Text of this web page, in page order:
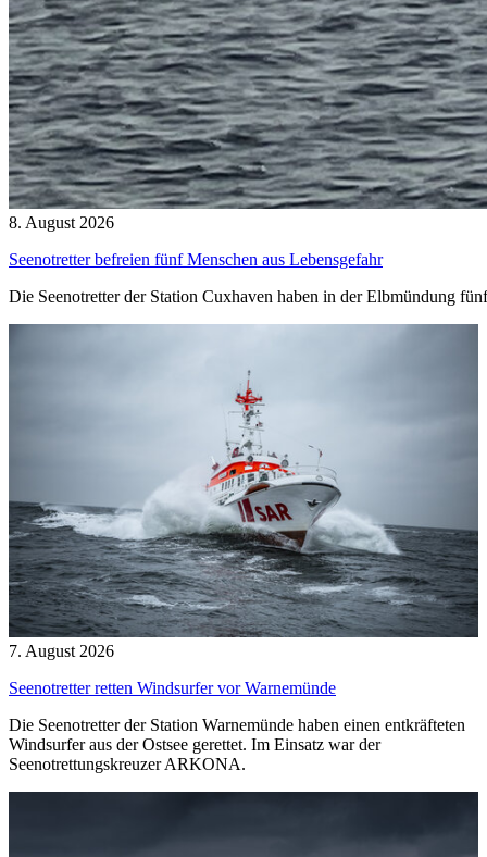
8. August 2026
Seenotretter befreien fünf Menschen aus Lebensgefahr
Die Seenotretter der Station Cuxhaven haben in der Elbmündung
7. August 2026
Seenotretter retten Windsurfer vor Warnemünde
Die Seenotretter der Station Warnemünde haben einen entkräfteten
Windsurfer aus der Ostsee gerettet. Im Einsatz war der
Seenotrettungskreuzer ARKONA.